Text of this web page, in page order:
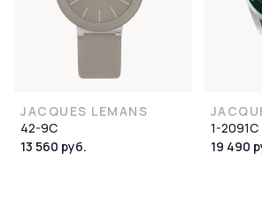
JACQUES LEMANS
42-9C
13 560 руб.
1-2091C
19 490